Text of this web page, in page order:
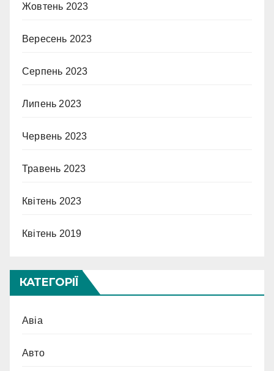
Жовтень 2023
Вересень 2023
Серпень 2023
Липень 2023
Червень 2023
Травень 2023
Квітень 2023
Квітень 2019
КАТЕГОРІЇ
Авіа
Авто